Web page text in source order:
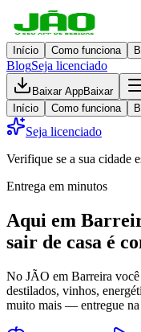
Início Como funciona
BlogSeja licenciado
Baixar AppBaixar
Início
Como funciona
Seja licenciado
Verifique se a sua cidade
Entrega em minutos
Aqui em
sair de casa é
No JÃO em Barreira você
destilados, vinhos,
muito mais — entregue na